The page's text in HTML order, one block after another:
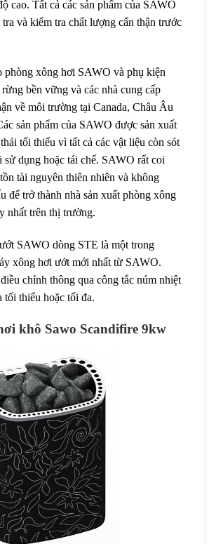
cao. Tất cả các sản phẩm của SAWO
và kiểm tra chất lượng cẩn thận trước
phòng xông hơi SAWO và phụ kiện
bền vững và các nhà cung cấp
về môi trường tại Canada, Châu Âu
sản phẩm của SAWO được sản xuất
tối thiểu vì tất cả các vật liệu còn sót
sử dụng hoặc tái chế. SAWO rất coi
tài nguyên thiên nhiên và không
để trở thành nhà sản xuất phòng xông
nhất trên thị trường.
SAWO dòng STE là một trong
xông hơi ướt mới nhất từ SAWO.
chỉnh thông qua công tắc núm nhiệt
tối thiểu hoặc tối đa.
khô Sawo Scandifire 9kw